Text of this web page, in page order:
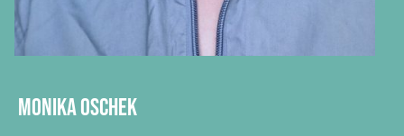
Monika Oschek